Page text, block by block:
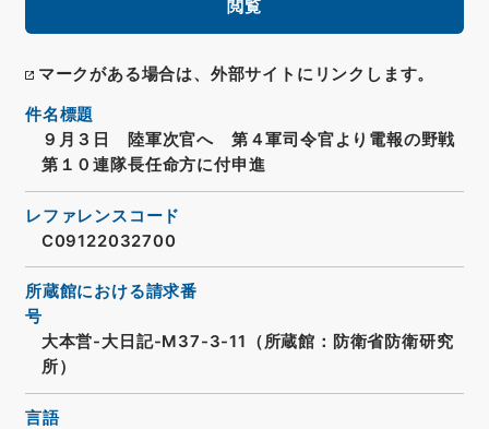
閲覧
マークがある場合は、外部サイトにリンクします。
件名標題
９月３日 陸軍次官へ 第４軍司令官より電報の野戦
第１０連隊長任命方に付申進
レファレンスコード
C09122032700
所蔵館における請求番
号
大本営-大日記-M37-3-11（所蔵館：防衛省防衛研究
所）
言語